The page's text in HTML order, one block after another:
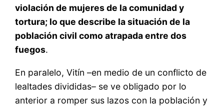
violación de mujeres de la comunidad y
tortura; lo que describe la situación de la
población civil como atrapada entre dos
fuegos.
En paralelo, Vitín –en medio de un conflicto de
lealtades divididas– se ve obligado por lo
anterior a romper sus lazos con la población y